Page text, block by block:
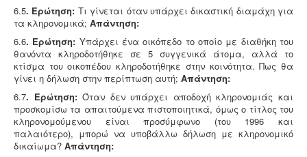
6.5. Ερώτηση: Τι γίνεται όταν υπάρχει δικαστική διαμάχη για
τα κληρονομικά; Απάντηση:
6.6. Ερώτηση: Υπάρχει ένα οικόπεδο το οποίο με διαθήκη του
θανόντα κληροδοτήθηκε σε 5 συγγενικά άτομα, αλλά το
κτίσμα του οικοπέδου κληροδοτήθηκε στην κοινότητα. Πως θα
γίνει η δήλωση στην περίπτωση αυτή; Απάντηση:
6.7. Ερώτηση:Όταν δεν υπάρχει αποδοχή κληρονομιάς και
προσκομίσω τα απαιτούμενα πιστοποιητικά, όμως ο τίτλος του
κληρονομούμενου είναι προσύμφωνο (του 1996 και
παλαιότερο), μπορώ να υποβάλλω δήλωση με κληρονομικό
δικαίωμα? Απάντηση: